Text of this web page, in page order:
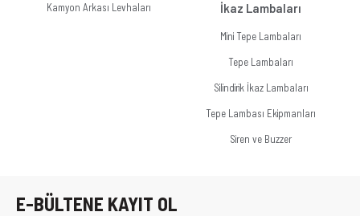
Kamyon Arkası Levhaları
İkaz Lambaları
Mini Tepe Lambaları
Tepe Lambaları
Silindirik İkaz Lambaları
Tepe Lambası Ekipmanları
Siren ve Buzzer
E-BÜLTENE KAYIT OL